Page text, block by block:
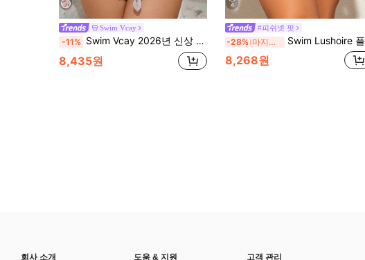
Swim Vcay
-11% Swim Vcay 2026년 신상 우아하고 귀여운 달콤한 장미 꽃무늬 프린트 플러스 사이즈 백리스 비키니 탑 비치 휴가용
8,435원
4
#피쉬넷 핏
-28% 마지막 3일 Swim Lushoire 플러스 사이즈 여성 오픈워크 니트 반바지, 비키니 비치 커버업
8,268원
회사 소개 도움 & 지원 고객 관리